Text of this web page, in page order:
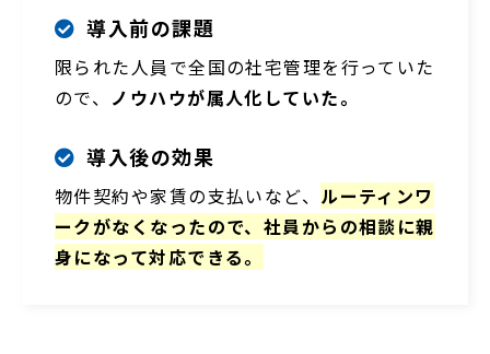
導入前の課題
限られた人員で全国の社宅管理を行っていた
ので、 ノウハウが属人化していた。
導入後の効果
物件契約や家賃の支払いなど、 ルーティンワ
ークがなくなったので、社員からの相談に親
身になって対応できる。